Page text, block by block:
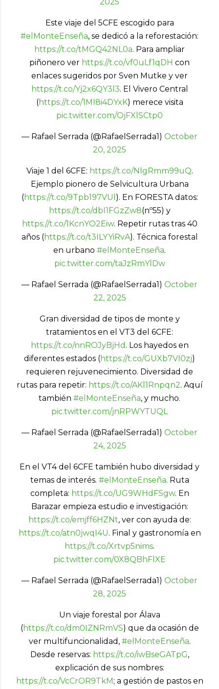
Este viaje del 5CFE escogido para
#elMonteEnseña, se dedicó a la reforestación:
https://t.co/tMGQ42NL0a. Para ampliar
piñonero ver https://t.co/vf0uLf1qDH con
enlaces sugeridos por Sven Mutke y ver
https://t.co/Yj2x6QY3l3. El Vivero Central
(https://t.co/1MI8i4DYxK) merece visita
pic.twitter.com/OjFXlSCtp0
— Rafael Serrada (@RafaelSerrada1) October
20, 2025
Viaje 1 del 6CFE: https://t.co/NlgRmm99uQ.
Ejemplo pionero de Selvicultura Urbana
(https://t.co/9Tpb197VUl ). En FORESTA datos:
https://t.co/dbI1FGzZw8(nº55) y
https://t.co/1KcnYO2Eiw. Repetir rutas tras 40
años (https://t.co/t3ILYYiRvA). Técnica forestal
en urbano #elMonteEnseña.
pic.twitter.com/taJzRmYlDw
— Rafael Serrada (@RafaelSerrada1) October
22, 2025
Gran diversidad de tipos de monte y
tratamientos en el VT3 del 6CFE:
https://t.co/nnROJyBjHd . Los hayedos en
diferentes estados (https://t.co/GUXb7VI0zj)
requieren rejuvenecimiento. Diversidad de
rutas para repetir: https://t.co/AKl1Rnpqn2. Aquí
también #elMonteEnseña, y mucho.
pic.twitter.com/jnRPWYTUQL
— Rafael Serrada (@RafaelSerrada1) October
24, 2025
En el VT4 del 6CFE también hubo diversidad y
temas de interés. #elMonteEnseña. Ruta
completa: https://t.co/UG9WHdFSgw. En
Barazar empieza estudio e investigación:
https://t.co/emjff6HZNt, ver con ayuda de:
https://t.co/atn0jwqI4U. Final y gastronomía en
https://t.co/Xrtvp5nims.
pic.twitter.com/0X8QBhFlXE
— Rafael Serrada (@RafaelSerrada1) October
28, 2025
Un viaje forestal por Álava
(https://t.co/dm0IZNRmVS) que da ocasión de
ver multifuncionalidad, #elMonteEnseña.
Desde reservas: https://t.co/iwBseGATpG,
explicación de sus nombres:
https://t.co/VcCrOR9TkM; a gestión de pastos en